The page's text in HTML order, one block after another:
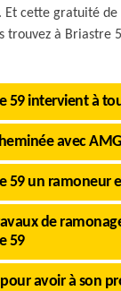
Et cette gratuité
trouvez à Briastre
59 intervient à
avec
59 un ramoneur
de
59
avoir à son